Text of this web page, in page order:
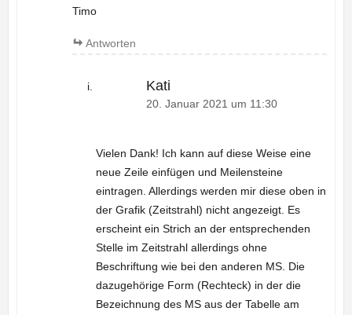
Timo
Antworten
Kati
20. Januar 2021 um 11:30
Vielen Dank! Ich kann auf diese Weise eine
neue Zeile einfügen und Meilensteine
eintragen. Allerdings werden mir diese oben in
der Grafik (Zeitstrahl) nicht angezeigt. Es
erscheint ein Strich an der entsprechenden
Stelle im Zeitstrahl allerdings ohne
Beschriftung wie bei den anderen MS. Die
dazugehörige Form (Rechteck) in der die
Bezeichnung des MS aus der Tabelle am